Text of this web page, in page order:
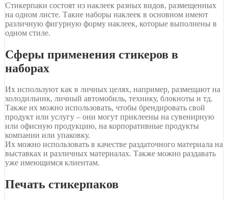
Стикерпаки состоят из наклеек разных видов, размещенных
на одном листе. Такие наборы наклеек в основном имеют
различную фигурную форму наклеек, которые выполнены в
одном стиле.
Сферы применения стикеров в
наборах
Их используют как в личных целях, например, размещают на
холодильник, личный автомобиль, технику, блокноты и тд.
Также их можно использовать, чтобы брендировать свой
продукт или услугу – они могут приклеены на сувенирную
или офисную продукцию, на корпоративные продукты
компании или упаковку.
Их можно использовать в качестве раздаточного материала на
выставках и различных материалах. Также можно раздавать
уже имеющимся клиентам.
Печать стикерпаков